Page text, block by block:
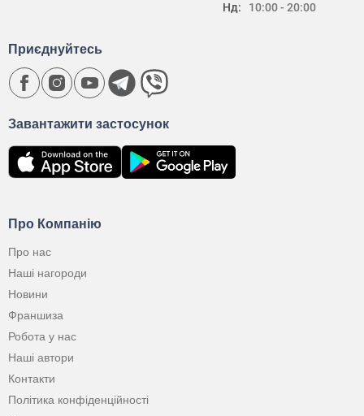
Нд:
10:00 - 20:00
Про Компанію
Про нас
Наші нагороди
Новини
Франшиза
Робота у нас
Наші автори
Контакти
Політика конфіденційності
Завантажити застосунок
Приєднуйтесь